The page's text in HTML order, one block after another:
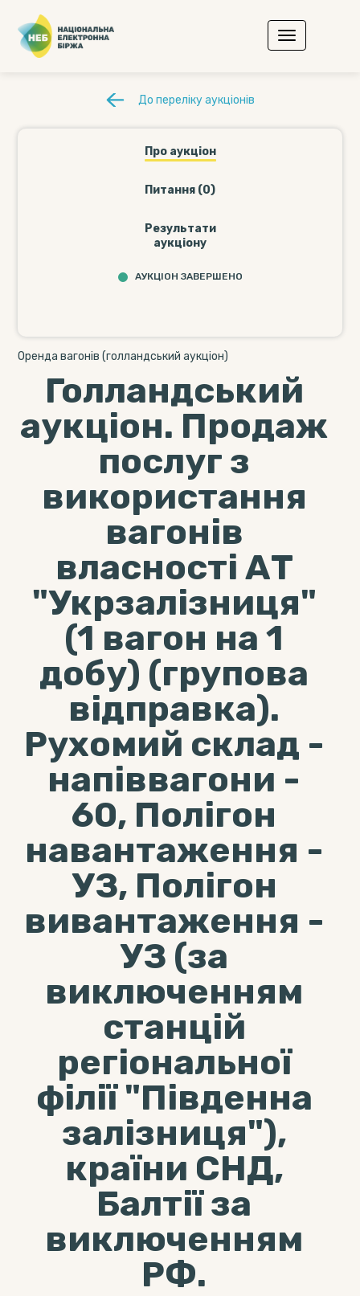
До переліку аукціонів
Про аукціон
Питання (0)
Результати
аукціону
АУКЦІОН ЗАВЕРШЕНО
Оренда вагонів (голландський аукціон)
Голландський
аукціон. Продаж
послуг з
використання
вагонів
власності АТ
"Укрзалізниця"
(1 вагон на 1
добу) (групова
відправка).
Рухомий склад -
напіввагони -
60, Полігон
навантаження -
УЗ, Полігон
вивантаження -
УЗ (за
виключенням
станцій
регіональної
філії "Південна
залізниця"),
країни СНД,
Балтії за
виключенням
РФ.